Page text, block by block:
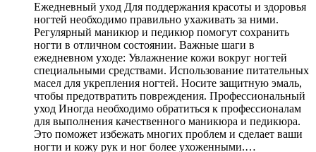
Ежедневный уход Для поддержания красоты и здоровья
ногтей необходимо правильно ухаживать за ними.
Регулярный маникюр и педикюр помогут сохранить
ногти в отличном состоянии. Важные шаги в
ежедневном уходе: Увлажнение кожи вокруг ногтей
специальными средствами. Использование питательных
масел для укрепления ногтей. Носите защитную эмаль,
чтобы предотвратить повреждения. Профессиональный
уход Иногда необходимо обратиться к профессионалам
для выполнения качественного маникюра и педикюра.
Это поможет избежать многих проблем и сделает ваши
ногти и кожу рук и ног более ухоженными.…